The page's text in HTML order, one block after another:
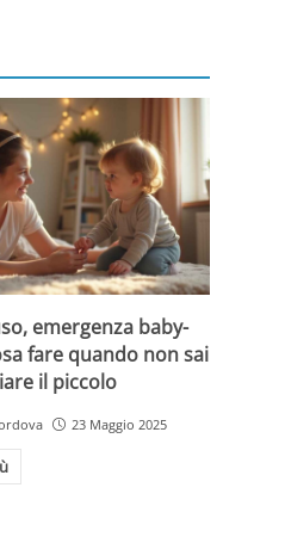
emergenza baby-
fare quando non sai
il piccolo
23 Maggio 2025